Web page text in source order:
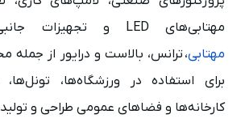
مهتابی‌های LED و تجهیزات جانبی مانند
مهتابی، ترانس، بالاست و درایور از
برای استفاده در ورزشگاه‌ها،
کارخانه‌ها و فضاهای عمومی طراحی و